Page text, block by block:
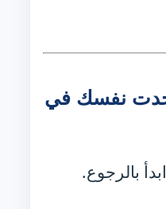
نفسك في
بالرجوع.